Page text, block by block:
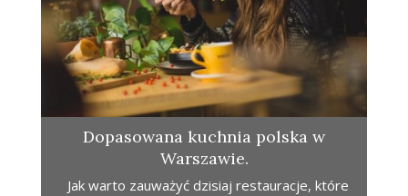
Dopasowana kuchnia polska w
Warszawie.
Jak warto zauważyć dzisiaj restauracje, które